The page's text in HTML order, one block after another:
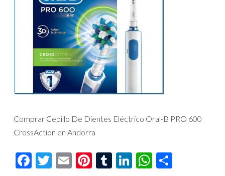
Comprar Cepillo De Dientes Eléctrico Oral-B PRO 600
CrossAction en Andorra
Facebook
Twitter
EmailPinterest
Tumblr
LinkedIn